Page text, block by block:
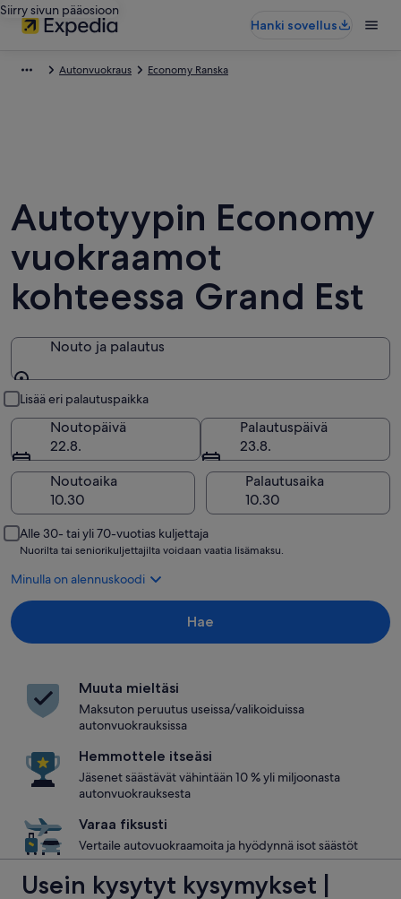
Siirry sivun pääosioon
Hanki sovellus
Autonvuokraus Economy Ranska
Autotyypin Economy
vuokraamot
kohteessa Grand Est
Nouto ja palautus
Lisää eri palautuspaikka
Noutopäivä
22.8.
Palautuspäivä
23.8.
Noutoaika
Palautusaika
Alle 30- tai yli 70-vuotias kuljettaja
Nuorilta tai seniorikuljettajilta voidaan vaatia lisämaksu.
Minulla on alennuskoodi
Hae
Muuta mieltäsi
Maksuton peruutus useissa/valikoiduissa
autonvuokrauksissa
Hemmottele itseäsi
Jäsenet säästävät vähintään 10 % yli miljoonasta
autonvuokrauksesta
Varaa fiksusti
Vertaile autovuokraamoita ja hyödynnä isot säästöt
Usein kysytyt kysymykset |